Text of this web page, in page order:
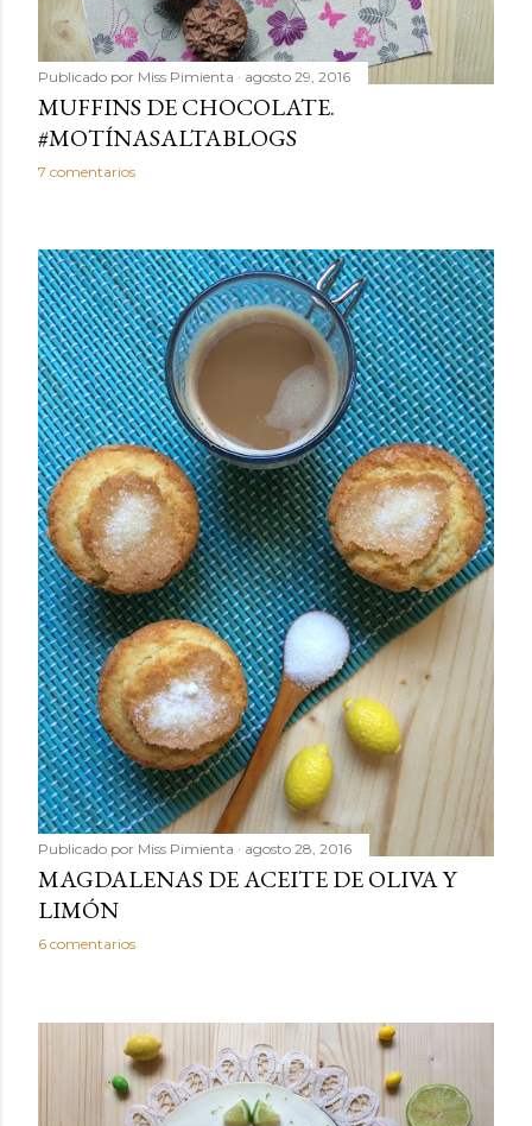
Publicado por Miss Pimienta agosto 29, 2016
MUFFINS DE CHOCOLATE.
#MOTÍNASALTABLOGS
7 comentarios
Publicado por Miss Pimienta agosto 28, 2016
MAGDALENAS DE ACEITE DE OLIVA Y
LIMÓN
6 comentarios